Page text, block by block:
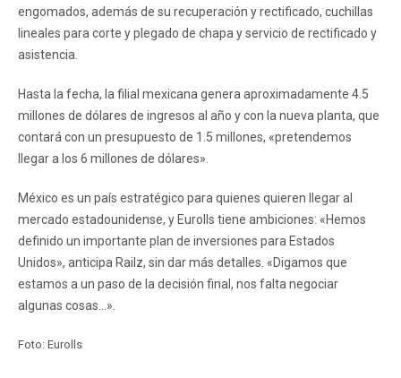
engomados, además de su recuperación y rectificado, cuchillas
lineales para corte y plegado de chapa y servicio de rectificado y
asistencia.
Hasta la fecha, la filial mexicana genera aproximadamente 4.5
millones de dólares de ingresos al año y con la nueva planta, que
contará con un presupuesto de 1.5 millones, «pretendemos
llegar a los 6 millones de dólares».
México es un país estratégico para quienes quieren llegar al
mercado estadounidense, y Eurolls tiene ambiciones: «Hemos
definido un importante plan de inversiones para Estados
Unidos», anticipa Railz, sin dar más detalles. «Digamos que
estamos a un paso de la decisión final, nos falta negociar
algunas cosas...».
Foto: Eurolls